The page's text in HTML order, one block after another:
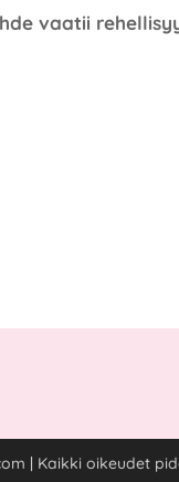
vaatii
| Kaikki oikeudet